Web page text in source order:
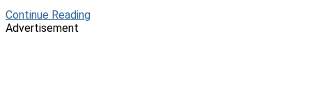
Continue Reading
Advertisement